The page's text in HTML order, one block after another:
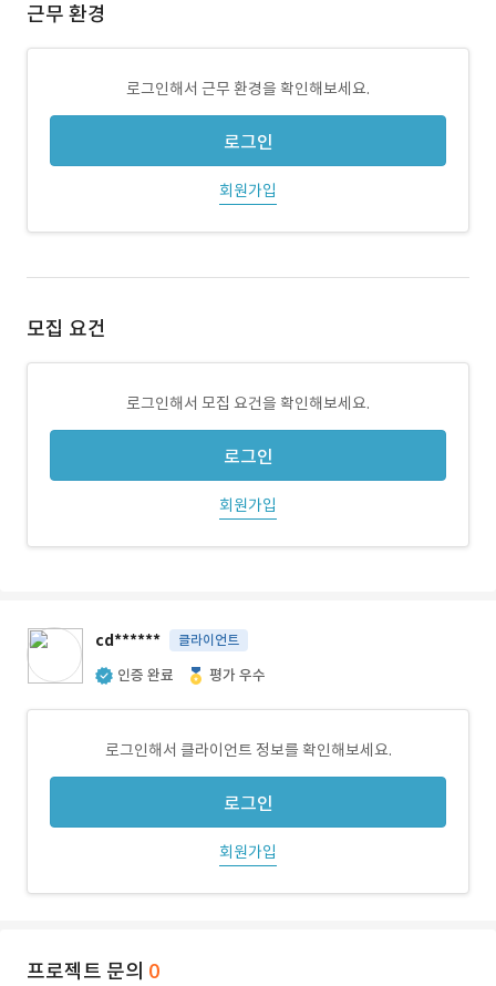
근무 환경
로그인해서 근무 환경을 확인해보세요.
로그인
회원가입
모집 요건
로그인해서 모집 요건을 확인해보세요.
로그인
회원가입
cd****** 클라이언트
인증 완료 평가 우수
로그인해서 클라이언트 정보를 확인해보세요.
로그인
회원가입
프로젝트 문의 0